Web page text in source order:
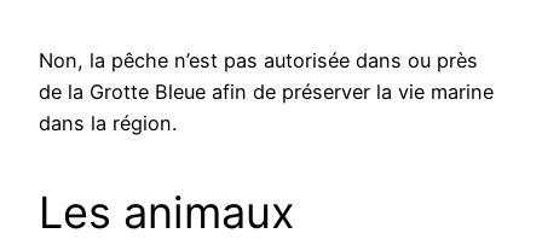
Non, la pêche n’est pas autorisée dans ou près
de la Grotte Bleue afin de préserver la vie marine
dans la région.
Les animaux